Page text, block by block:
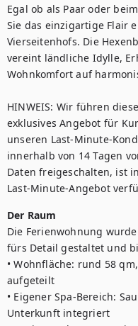
Egal ob als Paar oder
Sie das einzigartige Flair
Vierseitenhofs. Die
vereint ländliche Idylle,
Wohnkomfort auf
HINWEIS: Wir führen
exklusives Angebot für
unseren Last-Minute-
innerhalb von 14 Tagen
Daten freigeschalten, ist
Last-Minute-Angebot
Der Raum
Die Ferienwohnung
fürs Detail gestaltet und
• Wohnfläche: rund 58
aufgeteilt
• Eigener Spa-Bereich:
Unterkunft integriert